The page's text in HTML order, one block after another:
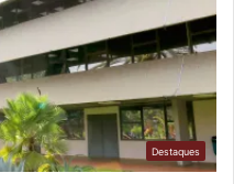
Destaques